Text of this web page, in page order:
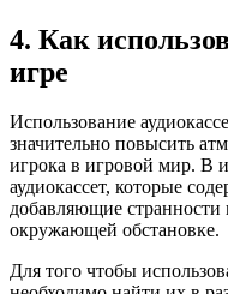
4. Как
игре
Использование
значительно повысить
игрока в игровой мир. В
аудиокассет, которые
добавляющие странности
окружающей обстановке.
Для того чтобы